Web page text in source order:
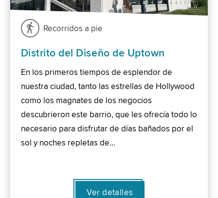
Recorridos a pie
Distrito del Diseño de Uptown
En los primeros tiempos de esplendor de
nuestra ciudad, tanto las estrellas de Hollywood
como los magnates de los negocios
descubrieron este barrio, que les ofrecía todo lo
necesario para disfrutar de días bañados por el
sol y noches repletas de…
Ver detalles